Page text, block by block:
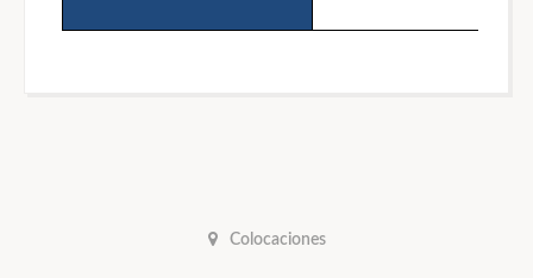
Colocaciones